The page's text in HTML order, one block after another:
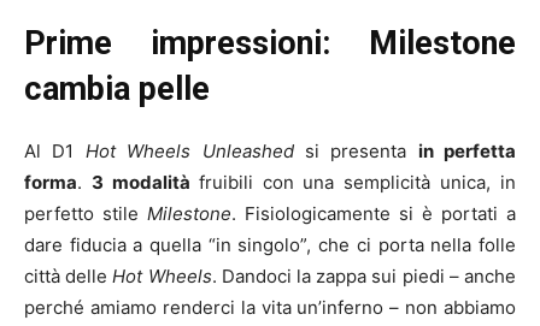
Prime impressioni: Milestone
cambia pelle
Al D1 Hot Wheels Unleashedsi presenta in perfetta
forma. 3 modalità fruibili con una semplicità unica, in
perfetto stile Milestone. Fisiologicamente si è portati a
dare fiducia a quella “in singolo”, che ci porta nella folle
città delleHot Wheels. Dandoci la zappa sui piedi – anche
perché amiamo renderci la vita un’inferno – non abbiamo